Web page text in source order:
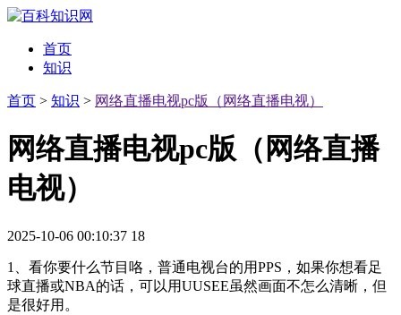
首页
知识
首页 > 知识 > 网络直播电视pc版（网络直播电视）
网络直播电视pc版（网络直播
电视）
2025-10-06 00:10:37 18
1、看你要什么节目咯，普通电视台的用PPS，如果你想看足
球直播或NBA的话，可以用UUSEE虽然画面不怎么清晰，但
是很好用。